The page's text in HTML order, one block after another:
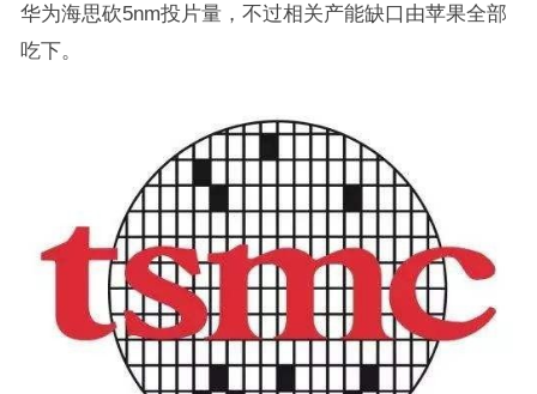
华为海思砍5nm投片量，不过相关产能缺口由苹果全部
吃下。